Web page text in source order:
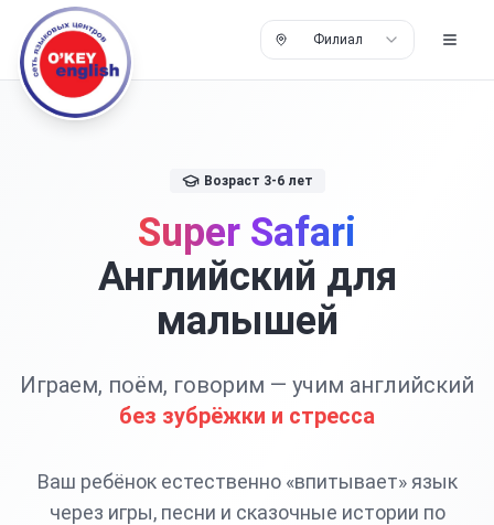
Филиал
Возраст 3-6 лет
Super Safari
Английский для
малышей
Играем, поём, говорим — учим английский
без зубрёжки и стресса
Ваш ребёнок естественно «впитывает» язык
через игры, песни и сказочные истории по